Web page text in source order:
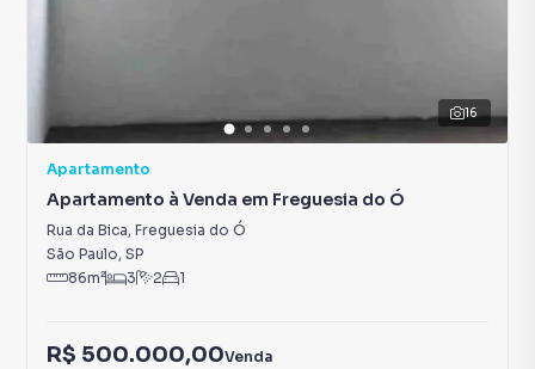
16
Apartamento
Apartamento à Venda em Freguesia do Ó
Rua da Bica, Freguesia do Ó
São Paulo, SP
86m² 3 2 1
R$ 500.000,00Venda